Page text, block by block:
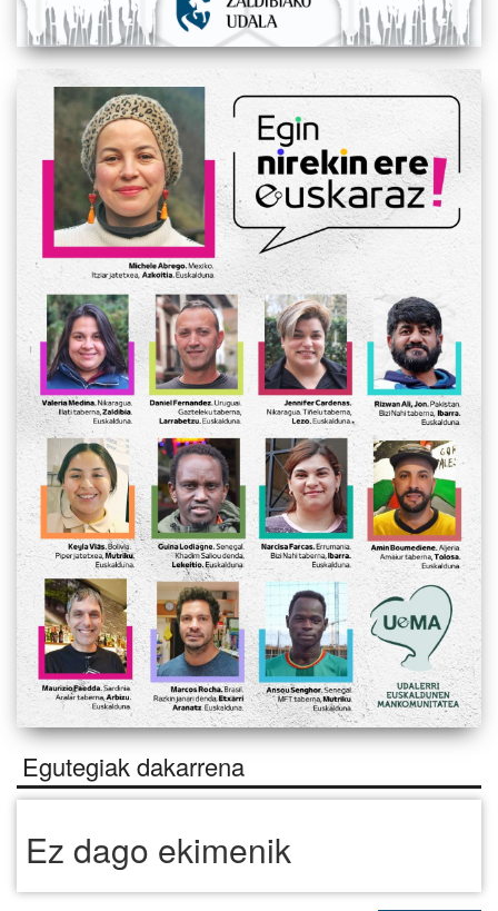
Egutegiak dakarrena
Ez dago ekimenik